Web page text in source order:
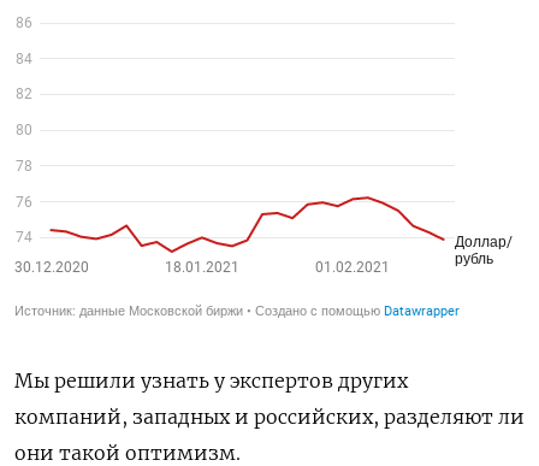
Мы решили узнать у экспертов других
компаний, западных и российских, разделяют ли
они такой оптимизм.